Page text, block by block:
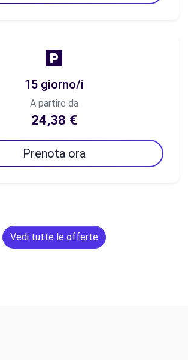
15 giorno/i
A partire da
24,38 €
Prenota ora
Vedi tutte le offerte